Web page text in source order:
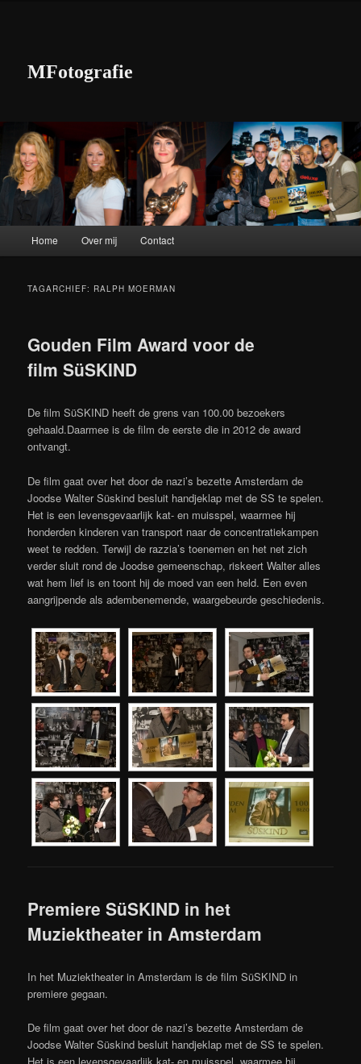
MFotografie
Spring naar de primaire inhoud
Spring naar de secundaire inhoud
Home Over mij Contact
TAGARCHIEF: RALPH MOERMAN
Gouden Film Award voor de
film SüSKIND
De film SüSKIND heeft de grens van 100.00 bezoekers
gehaald.Daarmee is de film de eerste die in 2012 de award
ontvangt.
De film gaat over het door de nazi’s bezette Amsterdam de
Joodse Walter Süskind besluit handjeklap met de SS te spelen.
Het is een levensgevaarlijk kat- en muisspel, waarmee hij
honderden kinderen van transport naar de concentratiekampen
weet te redden. Terwijl de razzia’s toenemen en het net zich
verder sluit rond de Joodse gemeenschap, riskeert Walter alles
wat hem lief is en toont hij de moed van een held. Een even
aangrijpende als adembenemende, waargebeurde geschiedenis.
Premiere SüSKIND in het
Muziektheater in Amsterdam
In het Muziektheater in Amsterdam is de film SüSKIND in
premiere gegaan.
De film gaat over het door de nazi’s bezette Amsterdam de
Joodse Walter Süskind besluit handjeklap met de SS te spelen.